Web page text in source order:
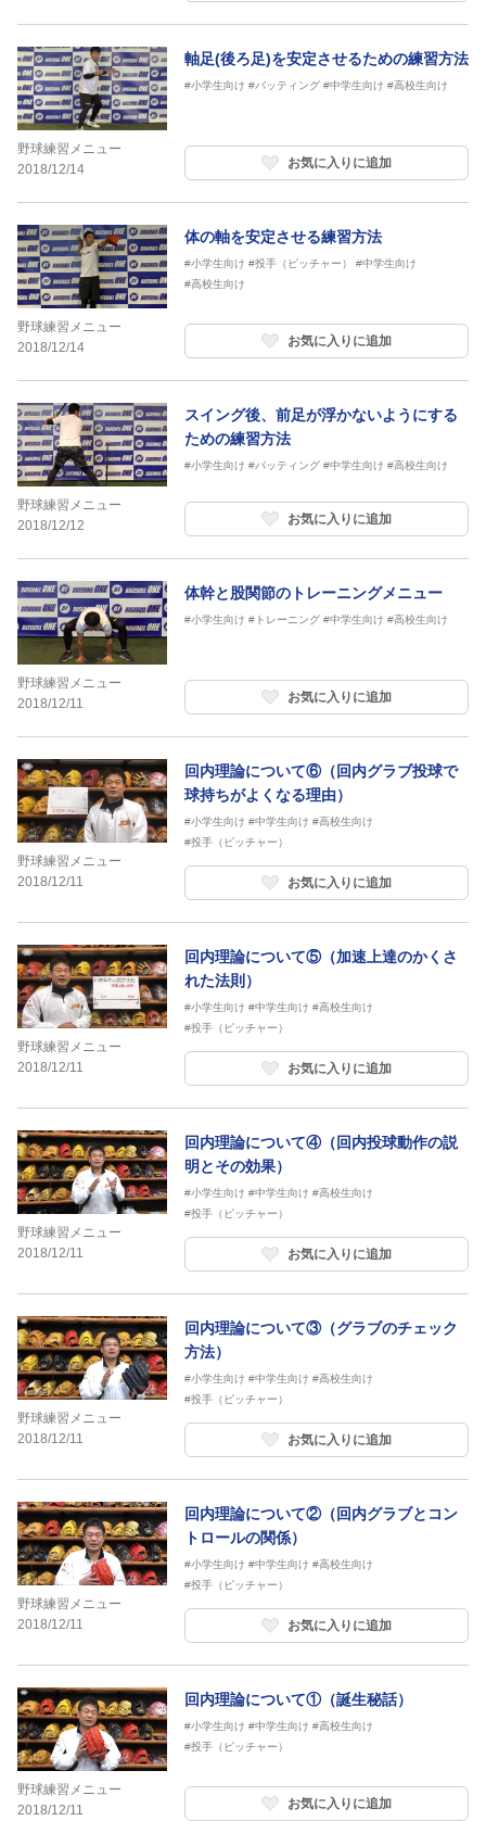
野球練習メニュー
2018/12/14
軸足(後ろ足)を安定させるための練習方法
#小学生向け #バッティング #中学生向け #高校生向け
お気に入りに追加
野球練習メニュー
2018/12/14
体の軸を安定させる練習方法
#小学生向け #投手（ピッチャー）
#中学生向け
#高校生向け
お気に入りに追加
野球練習メニュー
2018/12/12
スイング後、前足が浮かないようにする
ための練習方法
#小学生向け #バッティング #中学生向け #高校生向け
お気に入りに追加
野球練習メニュー
2018/12/11
体幹と股関節のトレーニングメニュー
#小学生向け #トレーニング #中学生向け #高校生向け
お気に入りに追加
野球練習メニュー
2018/12/11
回内理論について⑥（回内グラブ投球で
球持ちがよくなる理由）
#小学生向け #中学生向け #高校生向け
#投手（ピッチャー）
お気に入りに追加
野球練習メニュー
2018/12/11
回内理論について⑤（加速上達のかくさ
れた法則）
#小学生向け #中学生向け #高校生向け
#投手（ピッチャー）
お気に入りに追加
野球練習メニュー
2018/12/11
回内理論について④（回内投球動作の説
明とその効果）
#小学生向け #中学生向け #高校生向け
#投手（ピッチャー）
お気に入りに追加
野球練習メニュー
2018/12/11
回内理論について③（グラブのチェック
方法）
#小学生向け #中学生向け #高校生向け
#投手（ピッチャー）
お気に入りに追加
野球練習メニュー
2018/12/11
回内理論について②（回内グラブとコン
トロールの関係）
#小学生向け #中学生向け #高校生向け
#投手（ピッチャー）
お気に入りに追加
野球練習メニュー
2018/12/11
回内理論について①（誕生秘話）
#小学生向け #中学生向け #高校生向け
#投手（ピッチャー）
お気に入りに追加